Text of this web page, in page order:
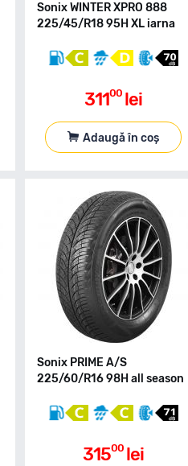
Sonix WINTER XPRO 888
225/45/R18 95H XL iarna
31100 lei
Adaugă în coș
Sonix PRIME A/S
225/60/R16 98H all season
31500 lei